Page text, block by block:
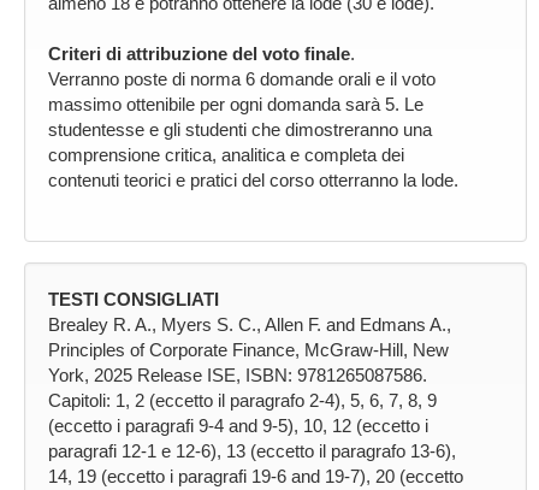
Criteri di attribuzione del voto finale.
Verranno poste di norma 6 domande orali e il voto
massimo ottenibile per ogni domanda sarà 5. Le
studentesse e gli studenti che dimostreranno una
comprensione critica, analitica e completa dei
contenuti teorici e pratici del corso otterranno la lode.
TESTI CONSIGLIATI
Brealey R. A., Myers S. C., Allen F. and Edmans A.,
Principles of Corporate Finance, McGraw-Hill, New
York, 2025 Release ISE, ISBN: 9781265087586.
Capitoli: 1, 2 (eccetto il paragrafo 2-4), 5, 6, 7, 8, 9
(eccetto i paragrafi 9-4 and 9-5), 10, 12 (eccetto i
paragrafi 12-1 e 12-6), 13 (eccetto il paragrafo 13-6),
14, 19 (eccetto i paragrafi 19-6 and 19-7), 20 (eccetto